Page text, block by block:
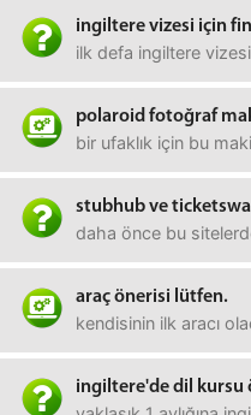
ingiltere vizesi için
ilk defa ingiltere
polaroid fotoğraf
bir ufaklık için bu
stubhub ve
daha önce bu
araç önerisi lütfen.
kendisinin ilk aracı
ingiltere'de dil kursu